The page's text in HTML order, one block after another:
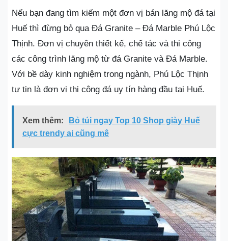
Nếu bạn đang tìm kiếm một đơn vị bán lăng mộ đá tại
Huế thì đừng bỏ qua Đá Granite – Đá Marble Phú Lộc
Thịnh. Đơn vị chuyên thiết kế, chế tác và thi công
các công trình lăng mộ từ đá Granite và Đá Marble.
Với bề dày kinh nghiệm trong ngành, Phú Lộc Thịnh
tự tin là đơn vị thi công đá uy tín hàng đầu tại Huế.
Xem thêm:
Bỏ túi ngay Top 10 Shop giày Huế
cực trendy ai cũng mê